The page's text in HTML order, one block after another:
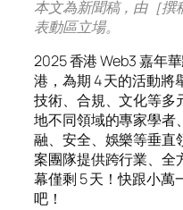
本文為新聞稿，由［撰
表動區立場。
2025 香港 Web3 嘉年
港，為期 4 天的活動將
技術、合規、文化等多
地不同領域的專家學者
融、安全、娛樂等垂直
案團隊提供跨行業、全
幕僅剩 5 天！快跟小萬
吧！